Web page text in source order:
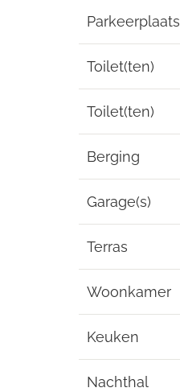
Parkeerplaats
Toilet(ten)
Toilet(ten)
Berging
Garage(s)
Terras
Woonkamer
Keuken
Nachthal